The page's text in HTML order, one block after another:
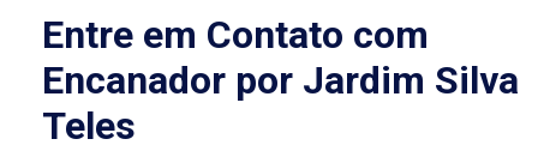
Entre em Contato com
Encanador por Jardim Silva
Teles